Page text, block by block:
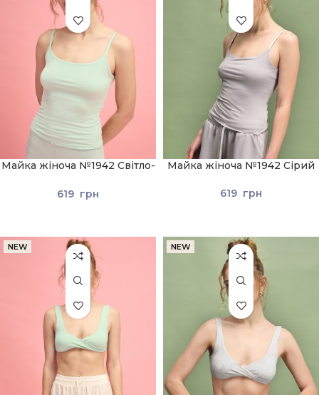
Майка жіноча №1942 Світло-
619 грн
Майка жіноча №1942 Сірий
619 грн
NEW NEW